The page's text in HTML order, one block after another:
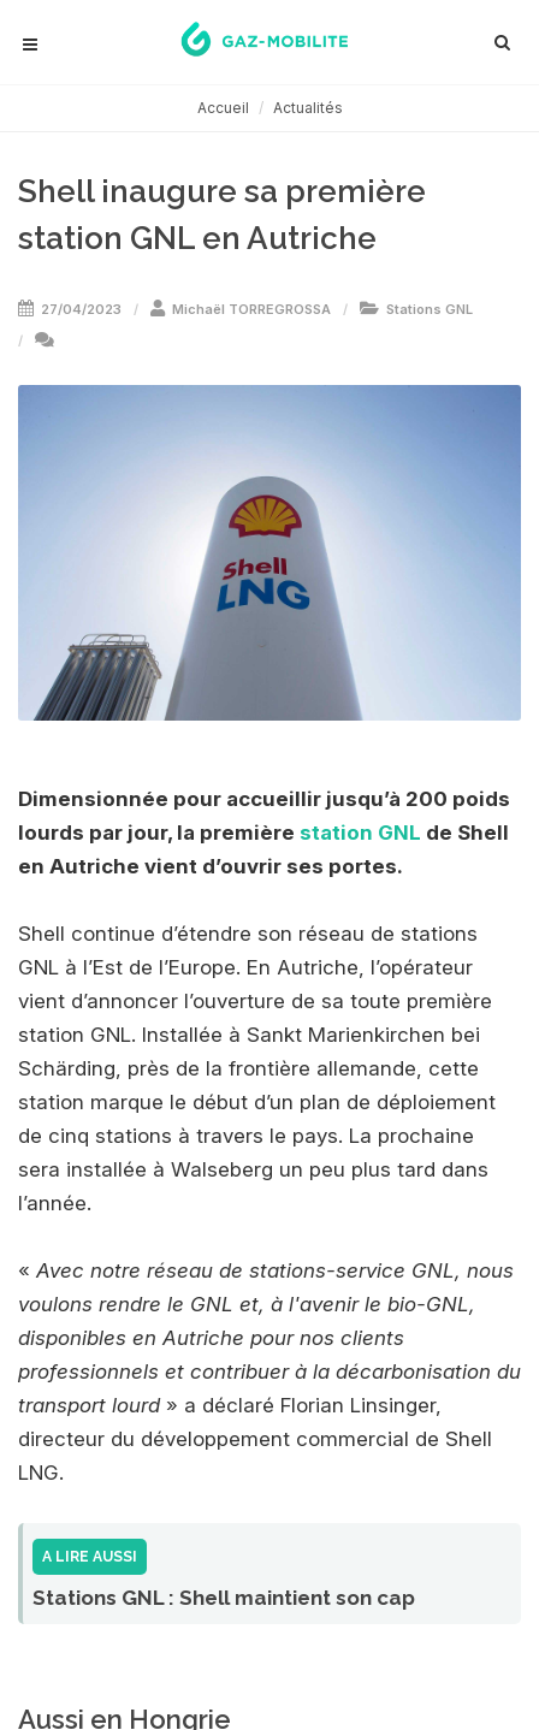
Accueil Actualités
Shell inaugure sa première
station GNL en Autriche
27/04/2023 Michaël TORREGROSSA Stations GNL
Dimensionnée pour accueillir jusqu’à 200 poids
lourds par jour, la première station GNL de Shell
en Autriche vient d’ouvrir ses portes.
Shell continue d’étendre son réseau de stations
GNL à l’Est de l’Europe. En Autriche, l’opérateur
vient d’annoncer l’ouverture de sa toute première
station GNL. Installée à Sankt Marienkirchen bei
Schärding, près de la frontière allemande, cette
station marque le début d’un plan de déploiement
de cinq stations à travers le pays. La prochaine
sera installée à Walseberg un peu plus tard dans
l’année.
« Avec notre réseau de stations-service GNL, nous
voulons rendre le GNL et, à l'avenir le bio-GNL,
disponibles en Autriche pour nos clients
professionnels et contribuer à la décarbonisation du
transport lourd » a déclaré Florian Linsinger,
directeur du développement commercial de Shell
LNG.
A LIRE AUSSI
Stations GNL : Shell maintient son cap
Aussi en Hongrie